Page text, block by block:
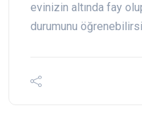
evinizin altında fay
durumunu